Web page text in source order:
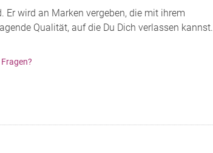
wird an Marken vergeben, die mit ihrem
Qualität, auf die Du Dich verlassen kannst.